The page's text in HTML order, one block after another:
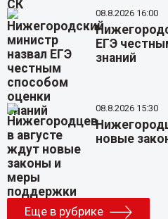
08.8.2026 16:00
ЕГЭ
знаний
08.8.2026 15:30
новые
Еще в рубрике